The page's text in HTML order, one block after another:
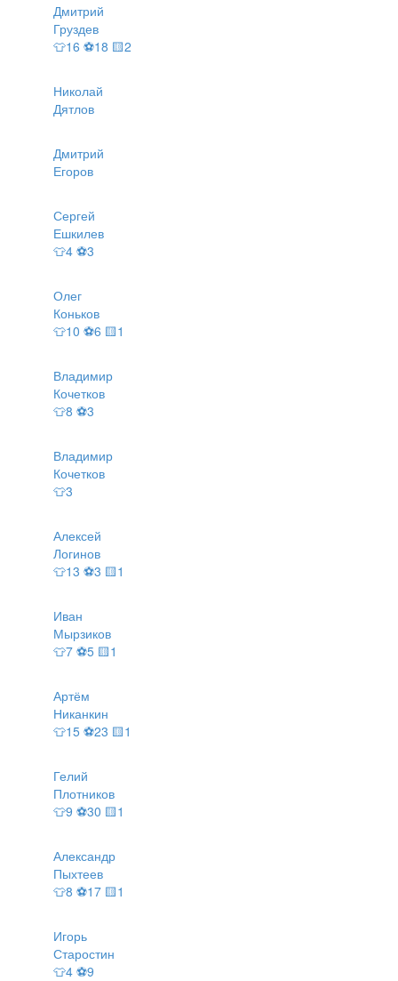
Дмитрий
Груздев
👕16 ⚽18 🟨2
Николай
Дятлов
Дмитрий
Егоров
Сергей
Ешкилев
👕4 ⚽3
Олег
Коньков
👕10 ⚽6 🟨1
Владимир
Кочетков
👕8 ⚽3
Владимир
Кочетков
👕3
Алексей
Логинов
👕13 ⚽3 🟨1
Иван
Мырзиков
👕7 ⚽5 🟨1
Артём
Никанкин
👕15 ⚽23 🟨1
Гелий
Плотников
👕9 ⚽30 🟨1
Александр
Пыхтеев
👕8 ⚽17 🟨1
Игорь
Старостин
👕4 ⚽9